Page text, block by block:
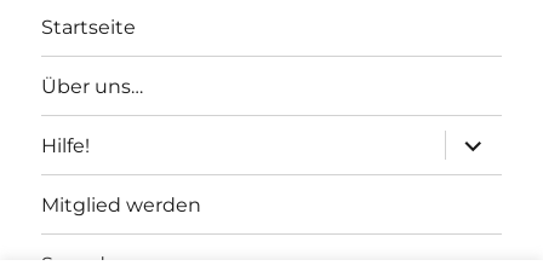
Startseite
Über uns…
Hilfe!
anzeigen
Mitglied werden
Spenden